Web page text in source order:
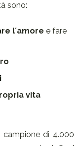
sono:
l´amore e fare
vita
di 4.000